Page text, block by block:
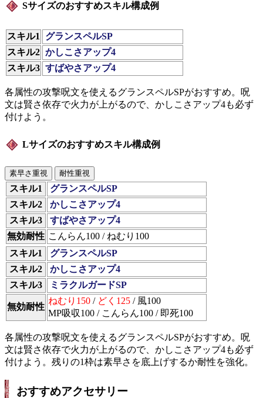
Sサイズのおすすめスキル構成例
スキル1
グランスペルSP
スキル2 かしこさアップ4
スキル3 すばやさアップ4
各属性の攻撃呪文を使えるグランスペルSPがおすすめ。呪
文は賢さ依存で火力が上がるので、かしこさアップ4も必ず
付けよう。
Lサイズのおすすめスキル構成例
素早さ重視 耐性重視
スキル1
グランスペルSP
スキル2
かしこさアップ4
スキル3
すばやさアップ4
無効耐性 こんらん100 / ねむり100
スキル1
グランスペルSP
スキル2
かしこさアップ4
スキル3
ミラクルガードSP
無効耐性
ねむり150 / どく125 / 風100
MP吸収100 / こんらん100 / 即死100
各属性の攻撃呪文を使えるグランスペルSPがおすすめ。呪
文は賢さ依存で火力が上がるので、かしこさアップ4も必ず
付けよう。残りの1枠は素早さを底上げするか耐性を強化。
おすすめアクセサリー